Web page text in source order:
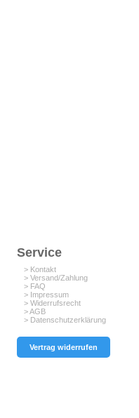
Service
> Kontakt
> Versand/Zahlung
> FAQ
> Impressum
> Widerrufsrecht
> AGB
> Datenschutzerklärung
Vertrag widerrufen